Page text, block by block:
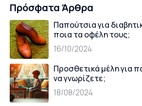
Πρόσφατα Άρθρα
Παπούτσια για
ποια τα οφέλη τους;
16/10/2024
Προσθετικά μέλη για
να γνωρίζετε;
18/08/2024